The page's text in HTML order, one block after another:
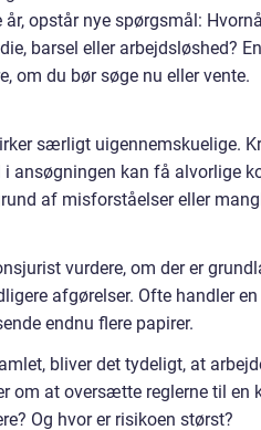
opstår nye spørgsmål:
barsel eller arbejdsløshed?
om du bør søge nu eller vente.
særligt uigennemskuelige.
ansøgningen kan få alvorlige
af misforståelser eller
vurdere, om der er
afgørelser. Ofte handler
endnu flere papirer.
bliver det tydeligt, at
om at oversætte reglerne til en
Og hvor er risikoen størst?